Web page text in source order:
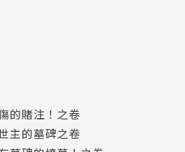
畫重製版進行中！
色原稿，並放大開本至25開（
的賭注！之卷
主的墓碑之卷